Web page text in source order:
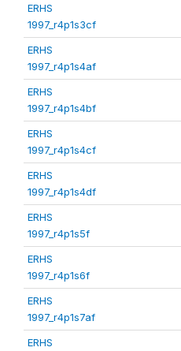
ERHS
1997_r4p1s3cf
ERHS
1997_r4p1s4af
ERHS
1997_r4p1s4bf
ERHS
1997_r4p1s4cf
ERHS
1997_r4p1s4df
ERHS
1997_r4p1s5f
ERHS
1997_r4p1s6f
ERHS
1997_r4p1s7af
ERHS